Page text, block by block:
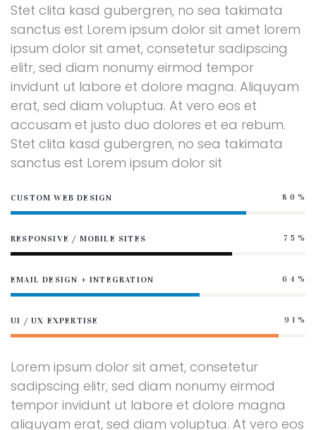
Stet clita kasd gubergren, no sea takimata
sanctus est Lorem ipsum dolor sit amet lorem
ipsum dolor sit amet, consetetur sadipscing
elitr, sed diam nonumy eirmod tempor
invidunt ut labore et dolore magna. Aliquyam
erat, sed diam voluptua. At vero eos et
accusam et justo duo dolores et ea rebum.
Stet clita kasd gubergren, no sea takimata
sanctus est Lorem ipsum dolor sit
CUSTOM WEB DESIGN 80%
RESPONSIVE / MOBILE SITES 75%
EMAIL DESIGN + INTEGRATION 64%
UI / UX EXPERTISE 91%
Lorem ipsum dolor sit amet, consetetur
sadipscing elitr, sed diam nonumy eirmod
tempor invidunt ut labore et dolore magna
aliquyam erat, sed diam voluptua. At vero eos